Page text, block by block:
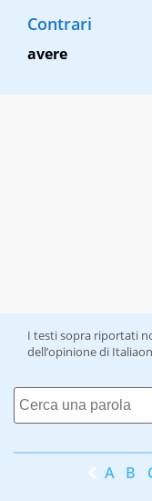
Contrari
avere
I testi sopra riportati
dell’opinione di
A B